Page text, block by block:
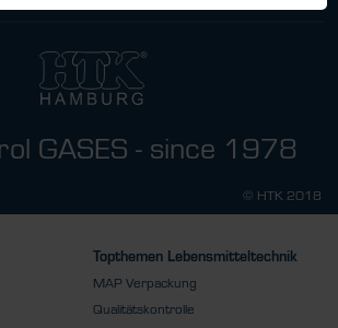
GASES - since 1978
© HTK 2018
Topthemen Lebensmitteltechnik
MAP Verpackung
Qualitätskontrolle